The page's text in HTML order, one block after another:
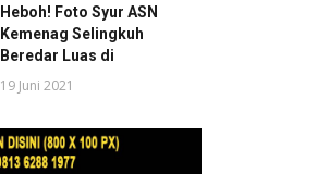
Heboh! Foto Syur ASN
Kemenag Selingkuh
Beredar Luas di
19 Juni 2021